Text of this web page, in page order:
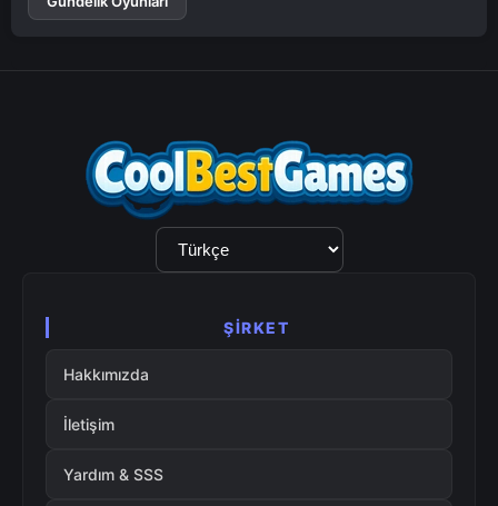
Dil
Seçimi
ŞIRKET
Hakkımızda
İletişim
Yardım & SSS